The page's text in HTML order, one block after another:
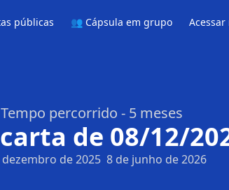
públicas 👥 Cápsula em grupo
Tempo percorrido - 5 meses
de 08/12/
de 2025 8 de junho de 2026